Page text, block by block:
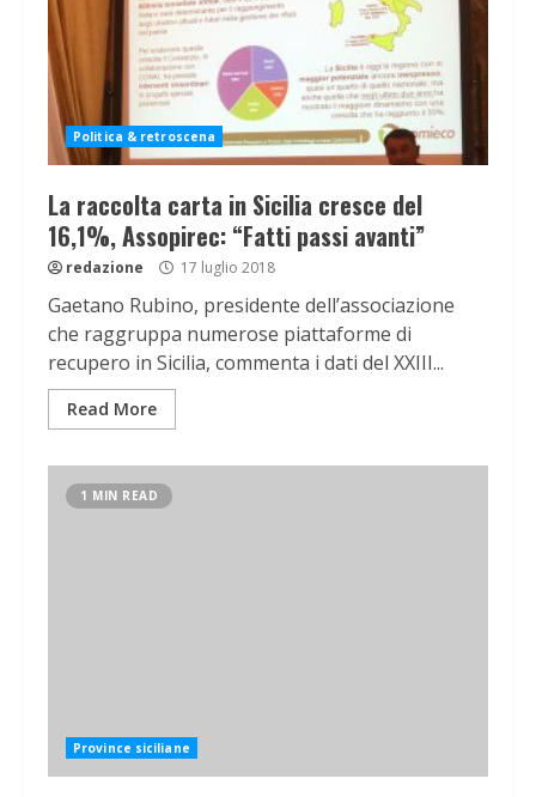
Politica & retroscena
La raccolta carta in Sicilia cresce del
16,1%, Assopirec: “Fatti passi avanti”
redazione 17 luglio 2018
Gaetano Rubino, presidente dell’associazione
che raggruppa numerose piattaforme di
recupero in Sicilia, commenta i dati del XXIII...
Read More
1 MIN READ
Province siciliane